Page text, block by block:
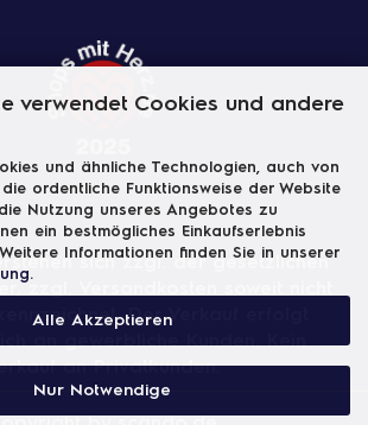
verwendet Cookies und andere
und ähnliche Technologien, auch von
ordentliche Funktionsweise der Website
Nutzung unseres Angebotes zu
ein bestmögliches Einkaufserlebnis
Informationen finden Sie in unserer
.
Alle Akzeptieren
Nur Notwendige
sich zzgl. der gesetzlichen
zzgl.
Der Verkauf erfolgt
an gewerbliche Kunden. Kein
an Privatkunden.